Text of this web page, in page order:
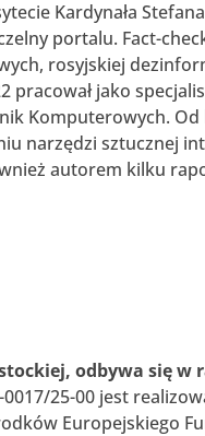
Kardynała
portalu. Fact-
rosyjskiej
pracował jako
Komputerowych.
narzędzi sztucznej
autorem kilku
odbywa się w
0017/25-00 jest
Europejskiego